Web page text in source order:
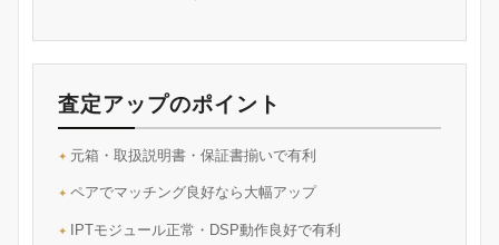
査定アップのポイント
元箱・取扱説明書・保証書揃いで有利
ペアでマッチング良好なら大幅アップ
IPTモジュール正常・DSP動作良好で有利